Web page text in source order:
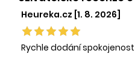
Heureka.cz [1. 8. 2026]
Rychle dodání spokojenost